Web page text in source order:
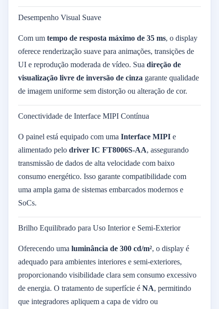
Desempenho Visual Suave
Com um tempo de resposta máximo de 35 ms, o display
oferece renderização suave para animações, transições de
UI e reprodução moderada de vídeo. Sua direção de
visualização livre de inversão de cinza garante qualidade
de imagem uniforme sem distorção ou alteração de cor.
Conectividade de Interface MIPI Contínua
O painel está equipado com uma Interface MIPI e
alimentado pelo driver IC FT8006S-AA, assegurando
transmissão de dados de alta velocidade com baixo
consumo energético. Isso garante compatibilidade com
uma ampla gama de sistemas embarcados modernos e
SoCs.
Brilho Equilibrado para Uso Interior e Semi-Exterior
Oferecendo uma luminância de 300 cd/m², o display é
adequado para ambientes interiores e semi-exteriores,
proporcionando visibilidade clara sem consumo excessivo
de energia. O tratamento de superfície é NA, permitindo
que integradores apliquem a capa de vidro ou